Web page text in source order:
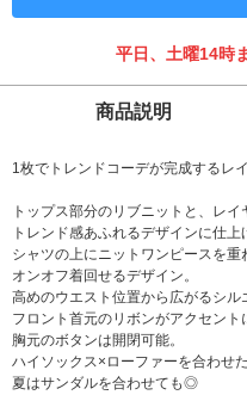
平日、土曜14時
商品説明
1枚でトレンドコーデが完成するレ
トップス部分のリブニットと、レ
トレンド感あふれるデザインに仕上
シャツの上にニットワンピースを
オンオフ着回せるデザイン。
高めのウエスト位置から広がるシル
フロント首元のリボンがアクセント
胸元のボタンは開閉可能。
ハイソックス×ローファーを合わせ
夏はサンダルを合わせても◎